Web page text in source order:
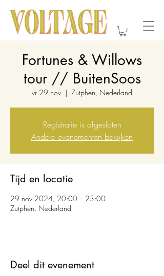
Fortunes & Willows
tour // BuitenSoos
vr 29 nov
  |
Zutphen, Nederland
Registratie is afgesloten
Andere evenementen bekijken
Tijd en locatie
29 nov 2024, 20:00 – 23:00
Zutphen, Nederland
Deel dit evenement